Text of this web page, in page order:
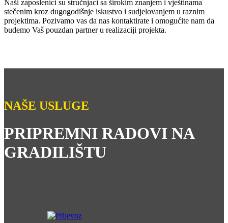
Naši zaposlenici su stručnjaci sa širokim znanjem i vještinama
stečenim kroz dugogodišnje iskustvo i sudjelovanjem u raznim
projektima. Pozivamo vas da nas kontaktirate i omogućite nam da
budemo Vaš pouzdan partner u realizaciji projekta.
NAŠE USLUGE
PRIPREMNI RADOVI NA
GRADILIŠTU